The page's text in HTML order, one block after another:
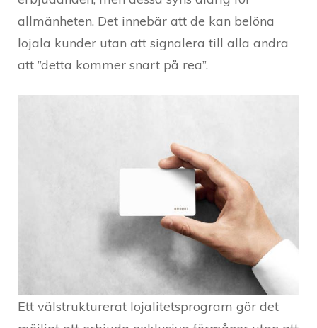
allmänheten. Det innebär att de kan belöna
lojala kunder utan att signalera till alla andra
att ”detta kommer snart på rea”.
Ett välstrukturerat lojalitetsprogram gör det